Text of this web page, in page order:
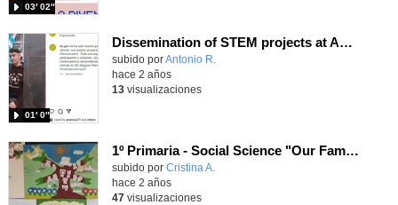
03′ 02″
Dissemination of STEM projects at AULA Education Fair, March 2024
Contenido educativo.
subido porAntonio R.
01′ 0″
hace 2 años
13visualizaciones
1º Primaria - Social Science "Our Family Trees"
Contenido educativo.
subido por Cristina A.
hace 2 años
47visualizaciones